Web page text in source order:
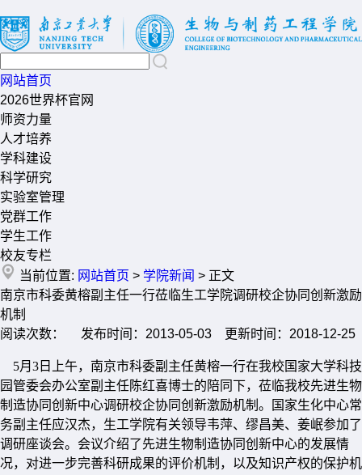
网站首页
2026世界杯官网
师资力量
人才培养
学科建设
科学研究
实验室管理
党群工作
学生工作
校友专栏
当前位置: 网站首页 > 学院新闻 > 正文
南京市科委黄榕副主任一行莅临生工学院调研校企协同创新激励
机制
阅读次数： 发布时间：2013-05-03 更新时间：2018-12-25
5月3日上午，南京市科委副主任黄榕一行在我校国家大学科技
园管委会办公室副主任陈红喜博士的陪同下，莅临我校先进生物
制造协同创新中心调研校企协同创新激励机制。国家生化中心常
务副主任应汉杰，生工学院有关领导韦萍、缪昌美、姜岷参加了
调研座谈会。会议介绍了先进生物制造协同创新中心的发展情
况，对进一步完善科研成果的评价机制，以及知识产权的保护机